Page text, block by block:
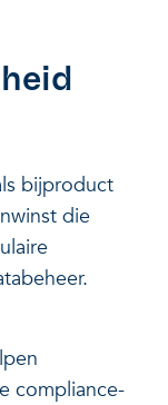
bijproduct
die
compliance-